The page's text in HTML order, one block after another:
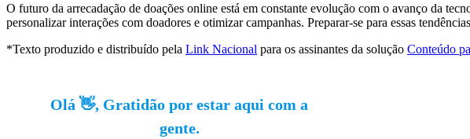
O futuro da arrecadação de doações online está em constante evolução com o avanço da
personalizar interações com doadores e otimizar campanhas. Preparar-se para essas
*Texto produzido e distribuído pela Link Nacional para os assinantes da solução Conteúdo
Olá 👋, Gratidão por estar aqui com a
gente.